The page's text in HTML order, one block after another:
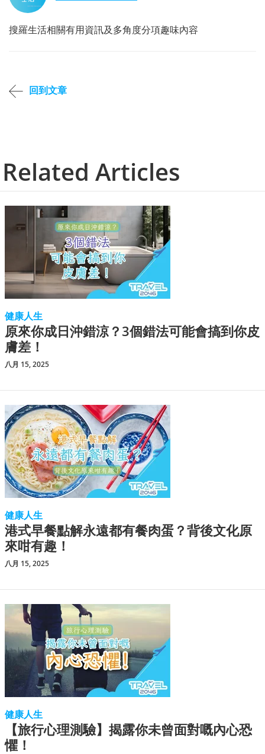
搜羅生活相關有用資訊及多角度分項趣味內容
回到文章
Related Articles
健康人生
原來你成日沖錯涼？3個錯法可能會搞到你皮
膚差！
八月 15, 2025
健康人生
港式早餐點解永遠都有餐肉蛋？背後文化原
來咁有趣！
八月 15, 2025
健康人生
【旅行心理測驗】揭露你未曾面對嘅內心恐
懼！